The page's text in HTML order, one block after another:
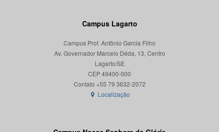
Campus Lagarto
Campus Prof. Antônio Garcia Filho
Av. Governador Marcelo Déda, 13, Centro
Lagarto/SE
CEP 49400-000
Localização